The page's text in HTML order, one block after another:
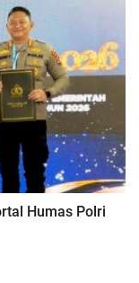
Humas Polri